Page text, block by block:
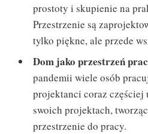
prostoty i skupienie na
Przestrzenie są
tylko piękne, ale przede
Dom jako przestrzeń
pandemii wiele osób
projektanci coraz
swoich projektach,
przestrzenie do pracy.